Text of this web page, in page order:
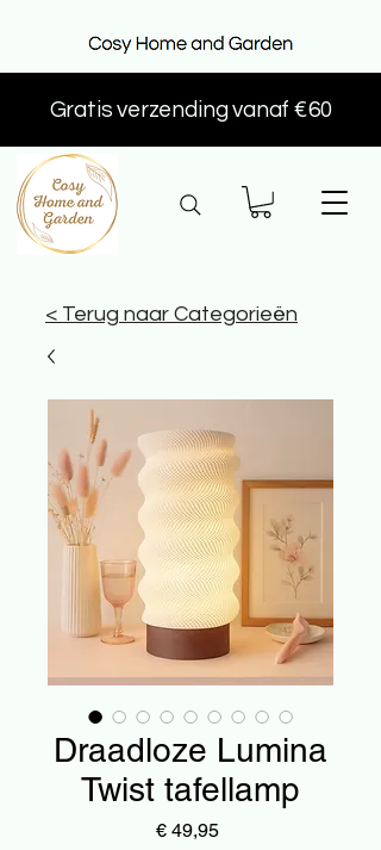
Gratis verzending vanaf €60
< Terug naar Categorieën
Draadloze Lumina
Twist tafellamp
€ 49,95Prijs